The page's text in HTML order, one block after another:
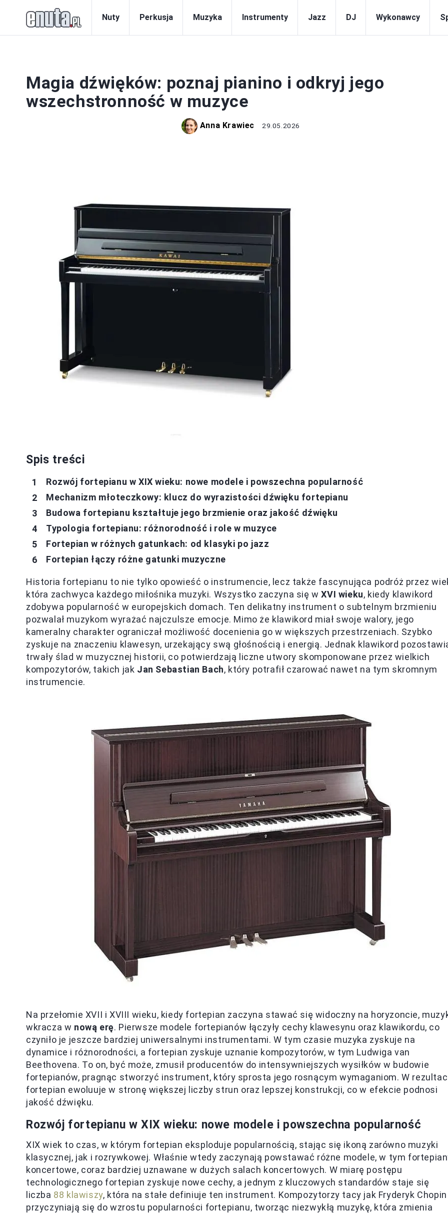
Nuty Perkusja Muzyka Instrumenty Jazz DJ Wykonawcy
Magia dźwięków: poznaj pianino i odkryj jego
wszechstronność w muzyce
Anna Krawiec 29.05.2026
Spis treści
Rozwój fortepianu w XIX wieku: nowe modele i powszechna popularność
Mechanizm młoteczkowy: klucz do wyrazistości dźwięku fortepianu
Budowa fortepianu kształtuje jego brzmienie oraz jakość dźwięku
Typologia fortepianu: różnorodność i role w muzyce
Fortepian w różnych gatunkach: od klasyki po jazz
Fortepian łączy różne gatunki muzyczne
Historia fortepianu to nie tylko opowieść o instrumencie, lecz także fascynująca podróż przez
która zachwyca każdego miłośnika muzyki. Wszystko zaczyna się wXVI wieku, kiedy klawikord
zdobywa popularność w europejskich domach. Ten delikatny instrument o subtelnym brzmieniu
pozwalał muzykom wyrażać najczulsze emocje. Mimo że klawikord miał swoje walory, jego
kameralny charakter ograniczał możliwość docenienia go w większych przestrzeniach. Szybko
zyskuje na znaczeniu klawesyn, urzekający swą głośnością i energią. Jednak klawikord
trwały ślad w muzycznej historii, co potwierdzają liczne utwory skomponowane przez wielkich
kompozytorów, takich jak Jan Sebastian Bach, który potrafił czarować nawet na tym skromnym
instrumencie.
Na przełomie XVII i XVIII wieku, kiedy fortepian zaczyna stawać się widoczny na horyzoncie,
wkracza w nową erę. Pierwsze modele fortepianów łączyły cechy klawesynu oraz klawikordu, co
czyniło je jeszcze bardziej uniwersalnymi instrumentami. W tym czasie muzyka zyskuje na
dynamice i różnorodności, a fortepian zyskuje uznanie kompozytorów, w tym Ludwiga van
Beethovena. To on, być może, zmusił producentów do intensywniejszych wysiłków w budowie
fortepianów, pragnąc stworzyć instrument, który sprosta jego rosnącym wymaganiom. W
fortepian ewoluuje w stronę większej liczby strun oraz lepszej konstrukcji, co w efekcie podnosi
jakość dźwięku.
Rozwój fortepianu w XIX wieku: nowe modele i powszechna popularność
XIX wiek to czas, w którym fortepian eksploduje popularnością, stając się ikoną zarówno muzyki
klasycznej, jak i rozrywkowej. Właśnie wtedy zaczynają powstawać różne modele, w tym
koncertowe, coraz bardziej uznawane w dużych salach koncertowych. W miarę postępu
technologicznego fortepian zyskuje nowe cechy, a jednym z kluczowych standardów staje się
liczba 88 klawiszy, która na stałe definiuje ten instrument. Kompozytorzy tacy jak Fryderyk Chopin
przyczyniają się do wzrostu popularności fortepianu, tworząc niezwykłą muzykę, która zmienia